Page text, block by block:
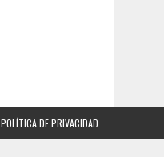
POLÍTICA DE PRIVACIDAD